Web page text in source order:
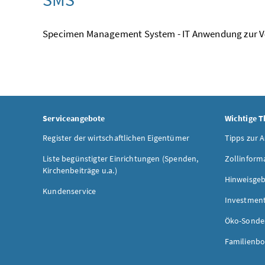
Specimen Management System - IT Anwendung
Serviceangebote
Register der wirtschaftlichen Eigentümer
Liste begünstigter Einrichtungen (Spenden,
Kirchenbeiträge u.a.)
Kundenservice
Wichtige
Tipps zur
Öko-